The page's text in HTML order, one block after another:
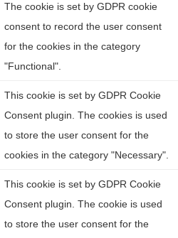
The cookie is set by GDPR cookie
consent to record the user consent
for the cookies in the category
"Functional".
This cookie is set by GDPR Cookie
Consent plugin. The cookies is used
to store the user consent for the
cookies in the category "Necessary".
This cookie is set by GDPR Cookie
Consent plugin. The cookie is used
to store the user consent for the